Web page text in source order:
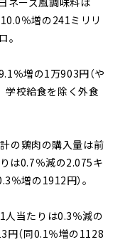
％増の241ミリリ
。
％増の1万903円（や
学校給食を除く外食
の鶏肉の購入量は前
は0.7％減の2.075キ
％増の1912円）。
人当たりは0.3％減の
円（同0.1％増の1128